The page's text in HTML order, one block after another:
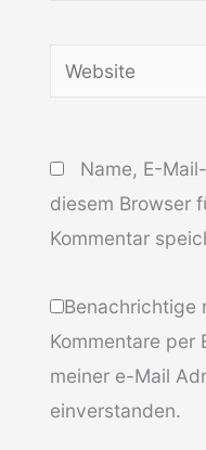
Website
Name, E-
diesem Browser
Kommentar
Benachrichtige
Kommentare per
meiner e-Mail
einverstanden.